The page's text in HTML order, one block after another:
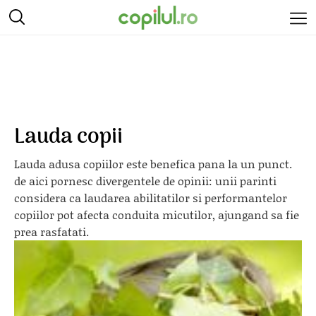
Lauda copii
Lauda adusa copiilor este benefica pana la un punct.
de aici pornesc divergentele de opinii: unii parinti
considera ca laudarea abilitatilor si performantelor
copiilor pot afecta conduita micutilor, ajungand sa fie
prea rasfatati.